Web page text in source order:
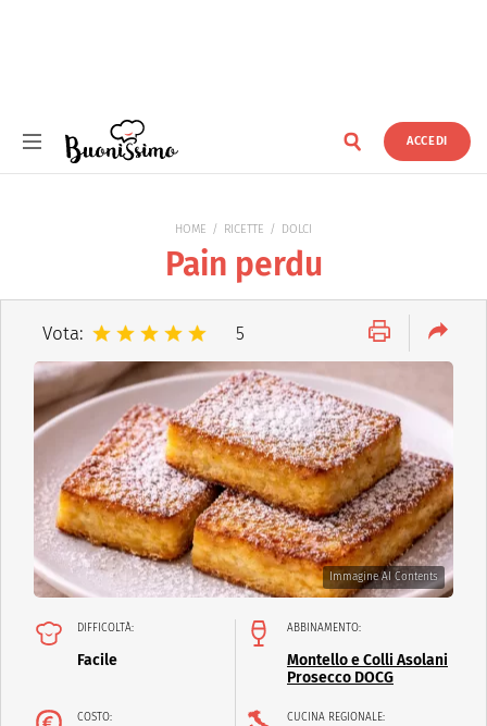
ACCEDI
HOME RICETTE DOLCI
Pain perdu
Vota: 5
Immagine AI Contents
DIFFICOLTÀ:
Facile
ABBINAMENTO:
Montello e Colli Asolani
Prosecco DOCG
COSTO: CUCINA REGIONALE: